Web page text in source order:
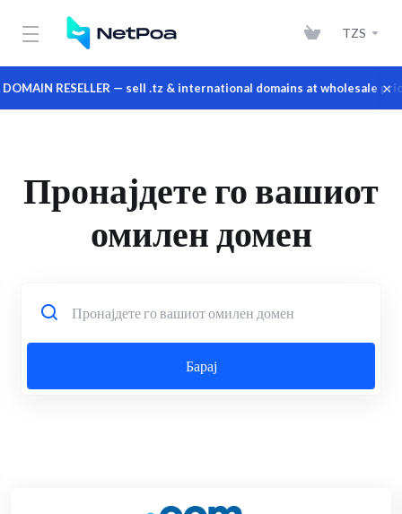
RESELLER — sell .tz & international domains at wholesale ×
TZS
Пронајдете го вашиот
омилен домен
Барај